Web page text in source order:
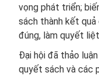
vọng phát triển;
sách thành kết quả
đúng, làm quyết
Đại hội đã thảo
quyết sách và các